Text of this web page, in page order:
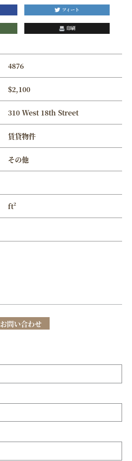
ツィート
印刷
4876
$2,100
310 West 18th Street
賃貸物件
その他
ft²
お問い合わせ